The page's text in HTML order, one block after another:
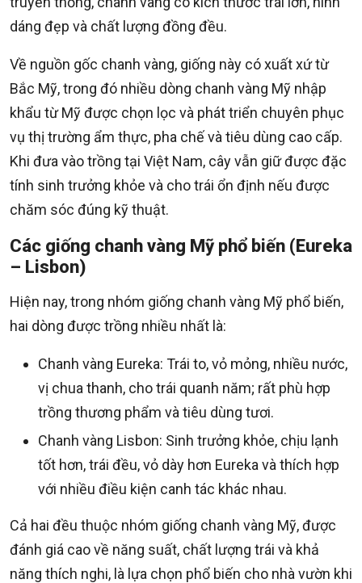
dáng đẹp và chất lượng đồng đều.
Về nguồn gốc chanh vàng, giống này có xuất xứ từ
Bắc Mỹ, trong đó nhiều dòng chanh vàng Mỹ nhập
khẩu từ Mỹ được chọn lọc và phát triển chuyên phục
vụ thị trường ẩm thực, pha chế và tiêu dùng cao cấp.
Khi đưa vào trồng tại Việt Nam, cây vẫn giữ được đặc
tính sinh trưởng khỏe và cho trái ổn định nếu được
chăm sóc đúng kỹ thuật.
Các giống chanh vàng Mỹ phổ biến (Eureka
– Lisbon)
Hiện nay, trong nhóm giống chanh vàng Mỹ phổ biến,
hai dòng được trồng nhiều nhất là:
Chanh vàng Eureka: Trái to, vỏ mỏng, nhiều nước,
vị chua thanh, cho trái quanh năm; rất phù hợp
trồng thương phẩm và tiêu dùng tươi.
Chanh vàng Lisbon: Sinh trưởng khỏe, chịu lạnh
tốt hơn, trái đều, vỏ dày hơn Eureka và thích hợp
với nhiều điều kiện canh tác khác nhau.
Cả hai đều thuộc nhóm giống chanh vàng Mỹ, được
đánh giá cao về năng suất, chất lượng trái và khả
năng thích nghi, là lựa chọn phổ biến cho nhà vườn khi